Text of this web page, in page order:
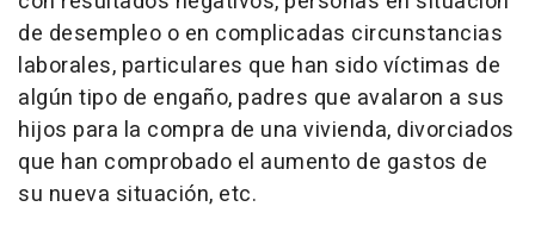
de desempleo o en complicadas circunstancias
laborales, particulares que han sido víctimas de
algún tipo de engaño, padres que avalaron a sus
hijos para la compra de una vivienda, divorciados
que han comprobado el aumento de gastos de
su nueva situación, etc.